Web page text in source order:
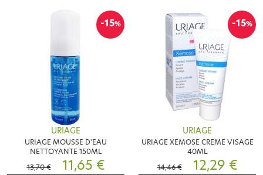
-15%
URIAGE
URIAGE MOUSSE D'EAU
NETTOYANTE 150ML
13,70 €
11,65 €
-15%
URIAGE
URIAGE XEMOSE CREME VISAGE
40ML
14,46 €
12,29 €